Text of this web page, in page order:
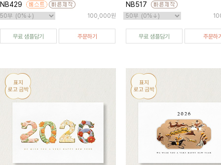
NB429
100,000원
무료 샘플담기 주문하기
NB517
무료 샘플담기 주문하